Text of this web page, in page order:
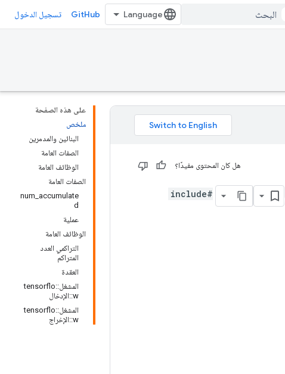
GitHub تسجيل الدخول
على هذه الصفحة
ملخص
البنائين والمدمرين
الصفات العامة
الوظائف العامة
الصفات العامة
num_accumulate
d
عملية
الوظائف العامة
التراكمي العدد
المتراكم
العقدة
المشغل::tensorflo
w::الإدخال
المشغل::tensorflo
w::الإخراج
هل كان المحتوى مفيدًا؟
#include